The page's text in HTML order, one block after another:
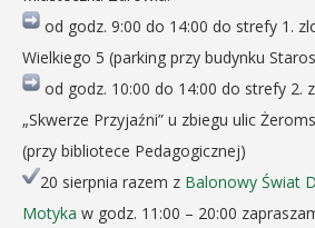
od godz. 9:00 do 14:00 do strefy 1.
Wielkiego 5 (parking przy budynku
od godz. 10:00 do 14:00 do strefy 2.
„Skwerze Przyjaźni” u zbiegu ulic
(przy bibliotece Pedagogicznej)
20 sierpnia razem z Balonowy Świat
Motyka w godz. 11:00 – 20:00